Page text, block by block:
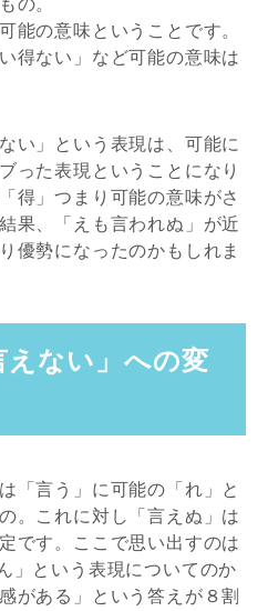
能の意味ということです。
得ない」など可能の意味は
い」という表現は、可能に
った表現ということになり
得」つまり可能の意味がさ
果、「えも言われぬ」が近
優勢になったのかもしれま
ない」への変
「言う」に可能の「れ」と
。これに対し「言えぬ」は
です。ここで思い出すのは
」という表現についてのか
がある」という答えが８割